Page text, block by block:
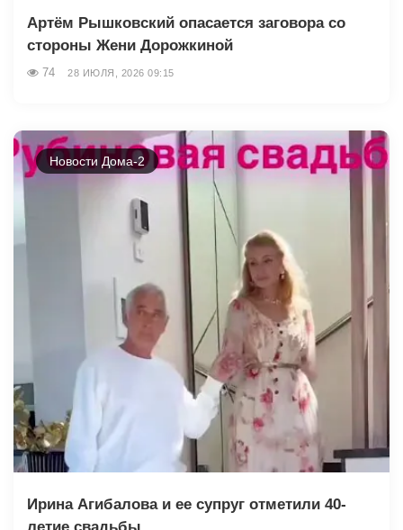
Артём Рышковский опасается заговора со
стороны Жени Дорожкиной
74 28 ИЮЛЯ, 2026 09:15
Новости Дома-2
Ирина Агибалова и ее супруг отметили 40-
летие свадьбы.